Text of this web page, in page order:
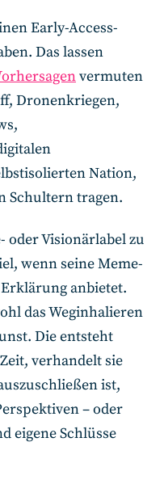
Early-Access-
Das lassen
vermuten
Dronenkriegen,
Nation,
Schultern tragen.
oder Visionärlabel zu
wenn seine Meme-
anbietet.
das Weginhalieren
Die entsteht
verhandelt sie
ist,
– oder
eigene Schlüsse